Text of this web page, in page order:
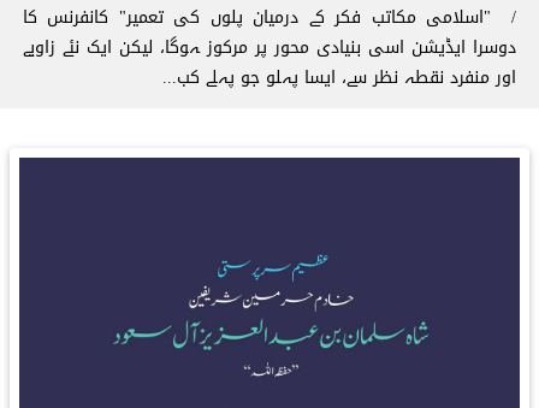
"اسلامی مکاتب فکر کے درمیان پلوں کی تعمیر" کانفرنس کا
دوسرا ایڈیشن اسی بنیادی محور پر مرکوز ہوگا، لیکن ایک نئے زاویے
اور منفرد نقطہ نظر سے، ایسا پہلو جو پہلے کب...